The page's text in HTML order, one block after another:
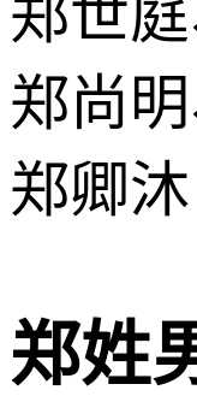
郑世庭
郑尚明
郑卿沐
郑姓